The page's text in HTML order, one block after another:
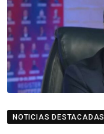
NOTICIAS DESTACADAS